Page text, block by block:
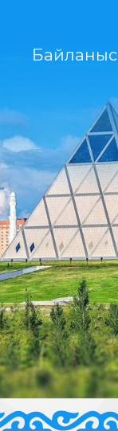
Байланыс